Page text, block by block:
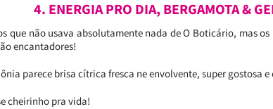
4. ENERGIA PRO DIA, BERGAMOTA &
que não usava absolutamente nada de O Boticário, mas
encantadores!
parece brisa cítrica fresca ne envolvente, super gostosa e
cheirinho pra vida!